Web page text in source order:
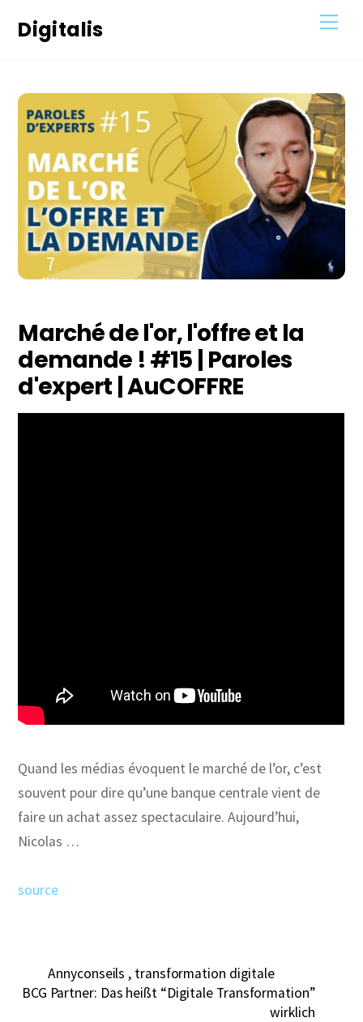
Digitalis
7
MAI
Marché de l'or, l'offre et la
demande ! #15 | Paroles
d'expert | AuCOFFRE
Quand les médias évoquent le marché de l’or, c’est
souvent pour dire qu’une banque centrale vient de
faire un achat assez spectaculaire. Aujourd’hui,
Nicolas …
source
Annyconseils , transformation digitale
BCG Partner: Das heißt “Digitale Transformation”
wirklich